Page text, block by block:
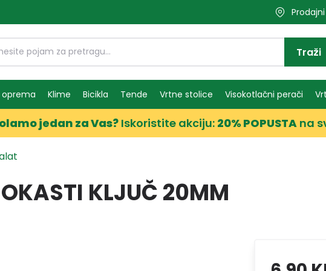
Traži
oprema Klime Bicikla Tende Vrtne stolice Visokotlačni perači
jedan za Vas? Iskoristite akciju: 20% POPUSTA na
KLJUČ 20MM